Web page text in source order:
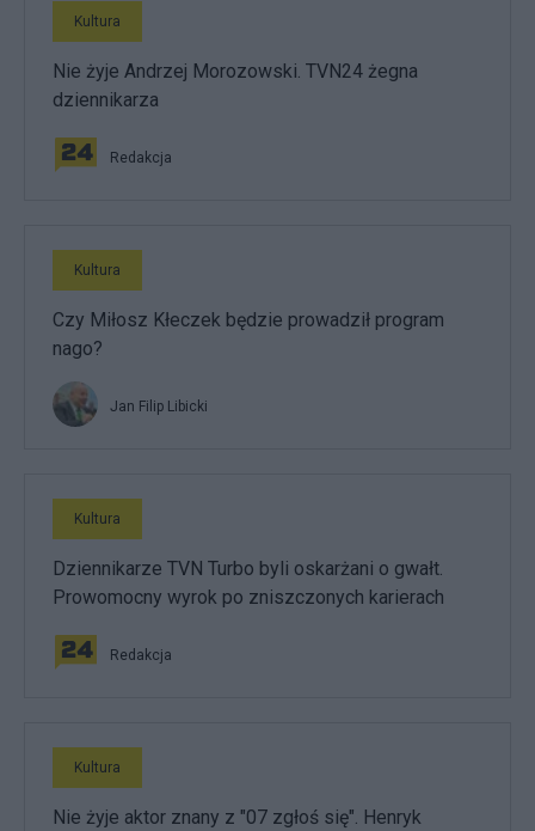
Kultura
Nie żyje Andrzej Morozowski. TVN24 żegna
dziennikarza
Redakcja
Kultura
Czy Miłosz Kłeczek będzie prowadził program
nago?
Jan Filip Libicki
Kultura
Dziennikarze TVN Turbo byli oskarżani o gwałt.
Prowomocny wyrok po zniszczonych karierach
Redakcja
Kultura
Nie żyje aktor znany z "07 zgłoś się". Henryk